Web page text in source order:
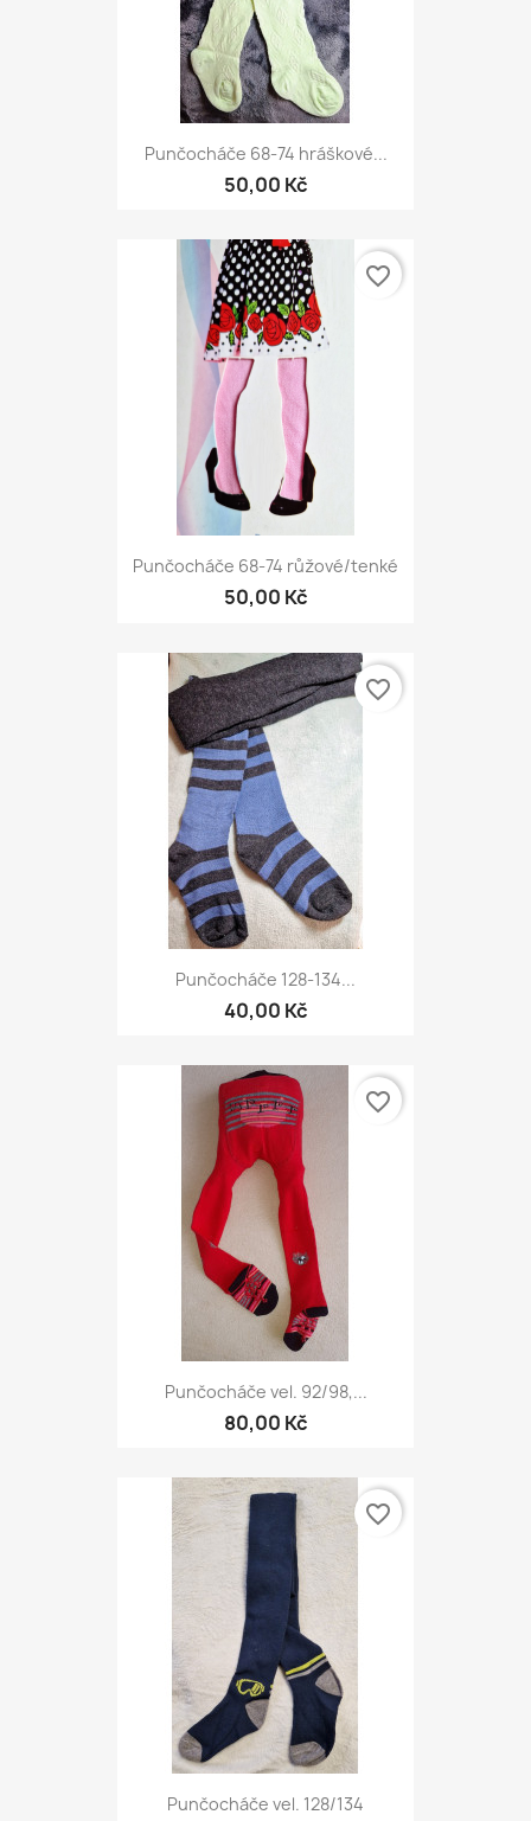
Punčocháče 68-74 hráškové...
50,00 Kč
Punčocháče 68-74 růžové/tenké
50,00 Kč
favorite_border
Punčocháče 128-134...
40,00 Kč
favorite_border
Punčocháče vel. 92/98,...
80,00 Kč
favorite_border
Punčocháče vel. 128/134
favorite_border